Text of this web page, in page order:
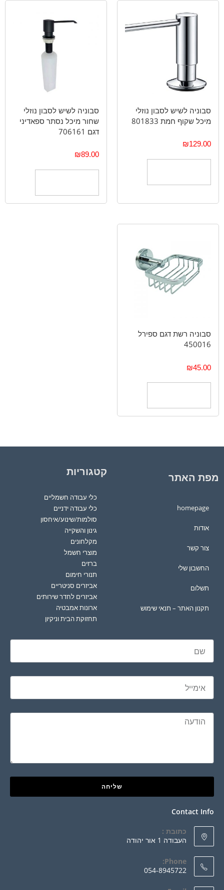
סבוניה לשיש לסבון נוזלי
מיכל שקוף חמת 801833
₪129.00
סבוניה לשיש לסבון נוזלי
שחור מיכל נסתר ספאדיני
דגם 706161
₪89.00
סבוניה רשת דגם ספירל
450016
₪45.00
מפת האתר
homepage
אודות
צור קשר
החשבון שלי
תשלום
תקנון האתר – תנאי שימוש
קטגוריות
כלי עבודה חשמליים
כלי עבודה ידניים
סולמות/שינוע/איחסון
גינון והשקייה
מקלחונים
מוצרי חשמל
ברזים
תנורי חימום
אביזרים סניטריים
אביזרים לחדר שירותים
ארונות אמבטיה
תחזוקת הבית וניקיון
שליחה
Contact Info
כתובת :
העבודה 1 אור יהודה
Phone:
054-8945722